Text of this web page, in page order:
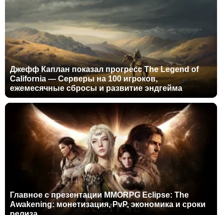
Джефф Каплан показал прогресс The Legend of
California — Серверы на 100 игроков,
ежемесячные сбросы и развитие эндгейма
Главное с презентации MMORPG Eclipse: The
Awakening: монетизация, PvP, экономика и сроки